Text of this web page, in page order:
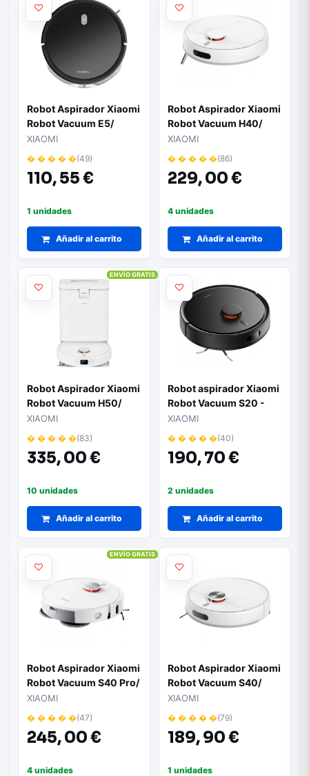
Robot Aspirador Xiaomi
Robot Vacuum E5/
Friegasuelos/ control
por WiFi/ Negro
XIAOMI
� � � � �(49)
110,55 €
1 unidades
Añadir al carrito
Robot Aspirador Xiaomi
Robot Vacuum H40/
Friegasuelos/ control
por WiFi/ Blanco
XIAOMI
� � � � �(86)
229,00 €
4 unidades
Añadir al carrito
Robot Aspirador Xiaomi
Robot Vacuum H50/
Friegasuelos/ control
por WiFi/ Blanco
XIAOMI
� � � � �(83)
335,00 €
10 unidades
Añadir al carrito
ENVÍO GRATIS
Robot aspirador Xiaomi
Robot Vacuum S20 -
Función de fregado |
Control por WiFi |
Navegación inteligente |
Color negro
XIAOMI
� � � � �(40)
190,70 €
2 unidades
Añadir al carrito
Robot Aspirador Xiaomi
Robot Vacuum S40 Pro/
Friegasuelos/ control
por WiFi/ Blanco
XIAOMI
� � � � �(47)
245,00 €
4 unidades
ENVÍO GRATIS
Robot Aspirador Xiaomi
Robot Vacuum S40/
Friegasuelos/ control
por WiFi/ Blanco
XIAOMI
� � � � �(79)
189,90 €
1 unidades